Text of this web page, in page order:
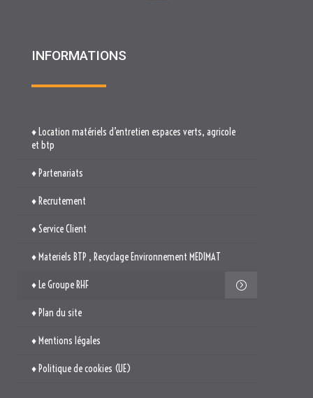
INFORMATIONS
♦ Location matériels d’entretien espaces verts, agricole
et btp
♦ Partenariats
♦ Recrutement
♦ Service Client
♦ Materiels BTP , Recyclage Environnement MEDIMAT
♦ Le Groupe RHF
♦ Plan du site
♦ Mentions légales
♦ Politique de cookies (UE)